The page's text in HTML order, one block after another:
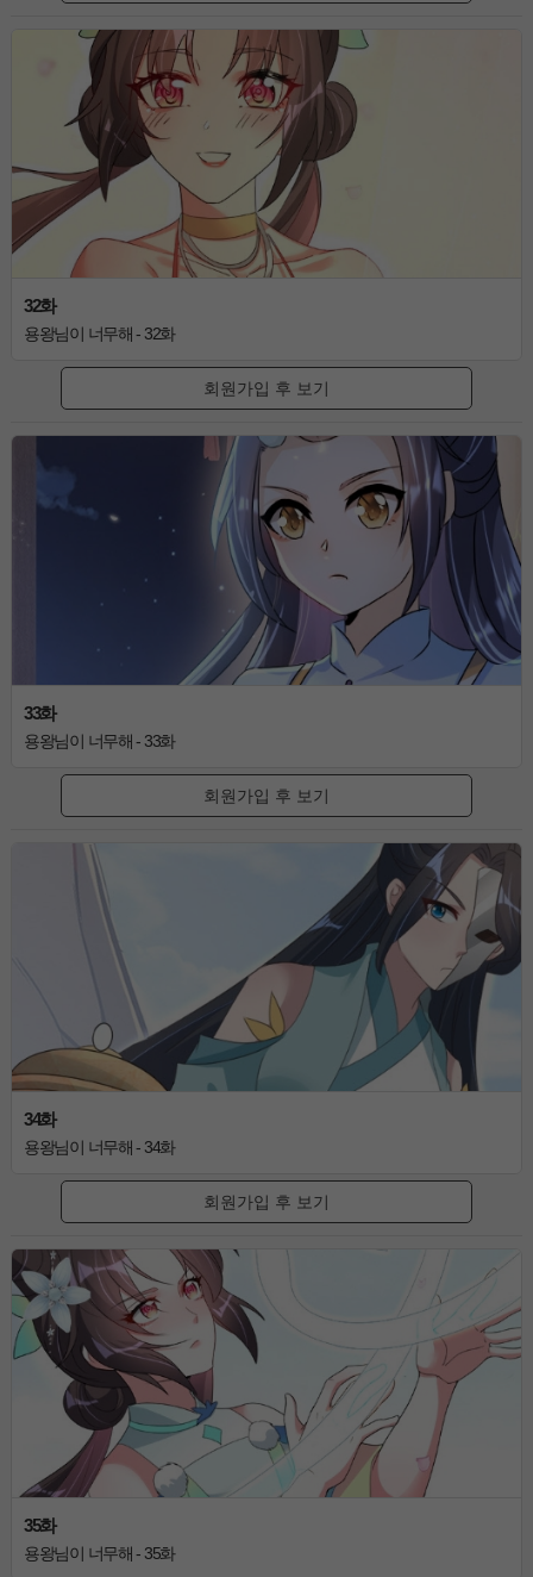
32화
용왕님이 너무해 - 32화
회원가입 후 보기
33화
용왕님이 너무해 - 33화
회원가입 후 보기
34화
용왕님이 너무해 - 34화
회원가입 후 보기
35화
용왕님이 너무해 - 35화